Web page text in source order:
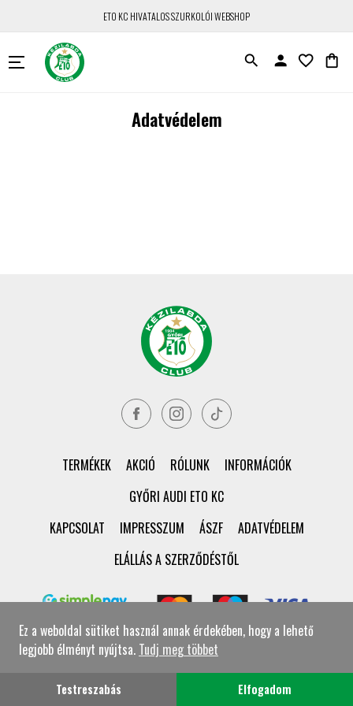
ETO KC HIVATALOS SZURKOLÓI WEBSHOP
search person favorite_border shopping_bag
Adatvédelem
TERMÉKEK AKCIÓ RÓLUNK
INFORMÁCIÓK
GYŐRI AUDI ETO KC
KAPCSOLAT
IMPRESSZUM ÁSZF
ADATVÉDELEM
ELÁLLÁS A SZERZŐDÉSTŐL
© Győri ETO KC Shop Minden jog fenntartva!
Ez a weboldal sütiket használ annak érdekében, hogy a lehető
legjobb élményt nyújtsa. Tudj meg többet
Testreszabás Elfogadom